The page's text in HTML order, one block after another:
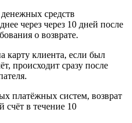
средств
через через 10 дней после
о возврате.
карту клиента, если был
происходит сразу после
платёжных систем, возврат
счёт в течение 10